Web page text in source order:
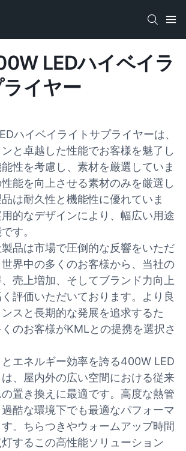
LEDハイベイラ
イヤー
ハイベイライトサプライヤーは、
と卓越した性能でお客様を魅了し
性を考慮し、素材を厳選していま
能を向上させる素材のみを厳選し
は耐久性と機能性に優れていま
的なデザインにより、幅広い用途
す。
品は市場で圧倒的な反響をいただ
界中の多くのお客様から、当社の
売上増加、そしてブランド力向上
評価いただいております。より良
スと長期的な発展を追求するた
のお客様がKMLとの提携を選択さ
エネルギー効率を誇る400W LED
、屋内外の広い空間における従来
置き換えに最適です。高度な熱管
酷な環境下でも最適なパフォーマ
。ちらつきやウォームアップ時間
するこの高性能ソリューション